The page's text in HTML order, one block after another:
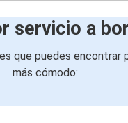
servicio a
que puedes encontrar
más cómodo: